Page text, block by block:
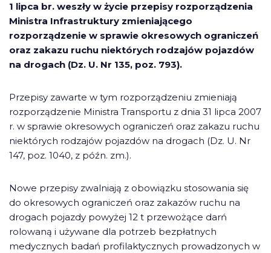
1 lipca br. weszły w życie przepisy rozporządzenia
Ministra Infrastruktury zmieniającego
rozporządzenie w sprawie okresowych ograniczeń
oraz zakazu ruchu niektórych rodzajów pojazdów
na drogach (Dz. U. Nr 135, poz. 793).
Przepisy zawarte w tym rozporządzeniu zmieniają
rozporządzenie Ministra Transportu z dnia 31 lipca 2007
r. w sprawie okresowych ograniczeń oraz zakazu ruchu
niektórych rodzajów pojazdów na drogach (Dz. U. Nr
147, poz. 1040, z późn. zm.).
Nowe przepisy zwalniają z obowiązku stosowania się
do okresowych ograniczeń oraz zakazów ruchu na
drogach pojazdy powyżej 12 t przewożące darń
rolowaną i używane dla potrzeb bezpłatnych
medycznych badań profilaktycznych prowadzonych w